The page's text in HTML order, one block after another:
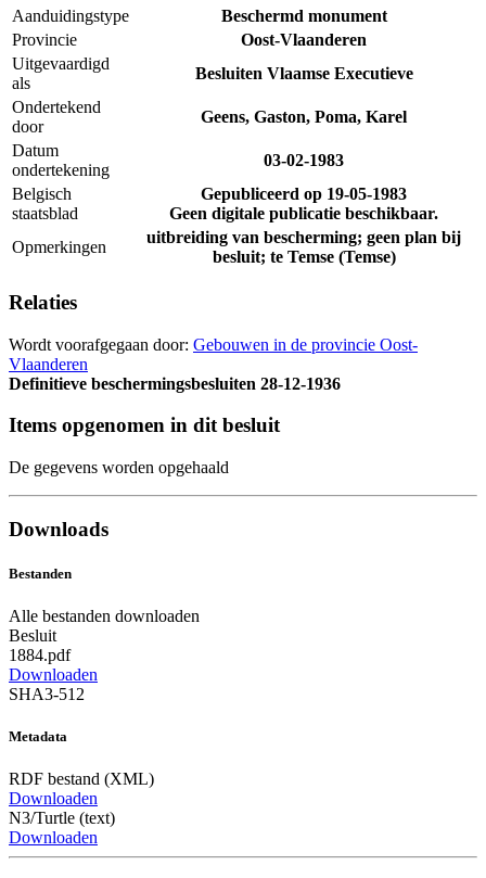
Aanduidingstype
Beschermd monument
Provincie
Oost-Vlaanderen
Uitgevaardigd
als
Besluiten Vlaamse Executieve
Ondertekend
door
Geens, Gaston, Poma, Karel
Datum
ondertekening
03-02-1983
Belgisch
staatsblad
Gepubliceerd op 19-05-1983
Geen digitale publicatie beschikbaar.
Opmerkingen
uitbreiding van bescherming; geen plan bij
besluit; te Temse (Temse)
Relaties
Wordt voorafgegaan door: Gebouwen in de provincie Oost-
Vlaanderen
Definitieve beschermingsbesluiten 28-12-1936
Items opgenomen in dit besluit
De gegevens worden opgehaald
Downloads
Bestanden
Alle bestanden downloaden
Besluit
1884.pdf
Downloaden
SHA3-512
Metadata
RDF bestand (XML)
Downloaden
N3/Turtle (text)
Downloaden